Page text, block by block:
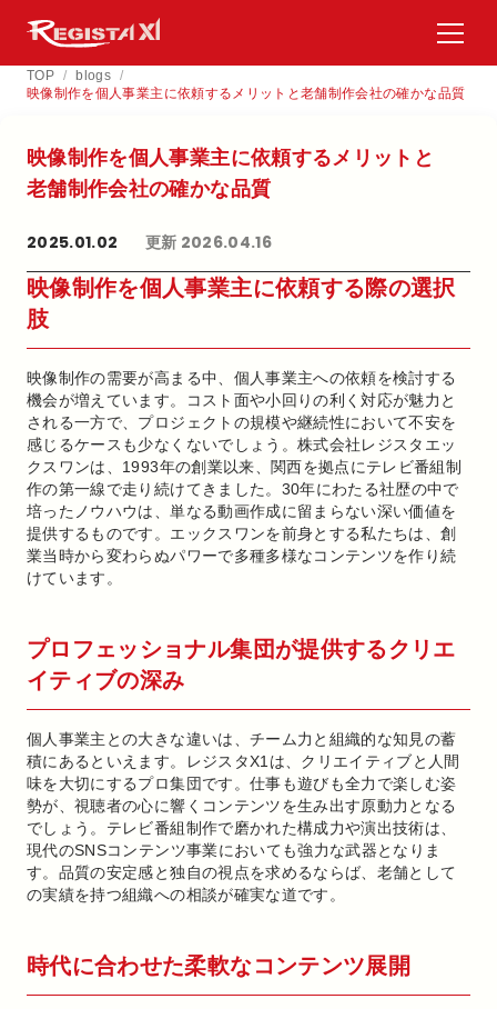
TOP / blogs /
映像制作を個人事業主に依頼するメリットと老舗制作会社の確かな品質
映像制作を​個人事業主に​依頼する​メリットと​
老舗制作会社の​確かな​品質
2025.01.02 更新 2026.04.16
映像制作を個人事業主に依頼する際の選択
肢
映像制作の需要が高まる中、個人事業主への依頼を検討する
機会が増えています。コスト面や小回りの利く対応が魅力と
される一方で、プロジェクトの規模や継続性において不安を
感じるケースも少なくないでしょう。株式会社レジスタエッ
クスワンは、1993年の創業以来、関西を拠点にテレビ番組制
作の第一線で走り続けてきました。30年にわたる社歴の中で
培ったノウハウは、単なる動画作成に留まらない深い価値を
提供するものです。エックスワンを前身とする私たちは、創
業当時から変わらぬパワーで多種多様なコンテンツを作り続
けています。
プロフェッショナル集団が提供するクリエ
イティブの深み
個人事業主との大きな違いは、チーム力と組織的な知見の蓄
積にあるといえます。レジスタX1は、クリエイティブと人間
味を大切にするプロ集団です。仕事も遊びも全力で楽しむ姿
勢が、視聴者の心に響くコンテンツを生み出す原動力となる
でしょう。テレビ番組制作で磨かれた構成力や演出技術は、
現代のSNSコンテンツ事業においても強力な武器となりま
す。品質の安定感と独自の視点を求めるならば、老舗として
の実績を持つ組織への相談が確実な道です。
時代に合わせた柔軟なコンテンツ展開